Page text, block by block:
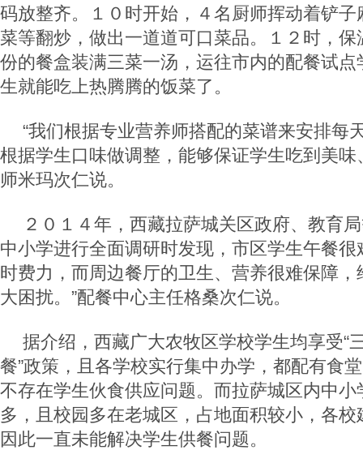
码放整齐。１０时开始，４名厨师挥动着铲
菜等翻炒，做出一道道可口菜品。１２时，
份的餐盒装满三菜一汤，运往市内的配餐试
生就能吃上热腾腾的饭菜了。
“我们根据专业营养师搭配的菜谱来安排每
根据学生口味做调整，能够保证学生吃到美味
师米玛次仁说。
２０１４年，西藏拉萨城关区政府、教育
中小学进行全面调研时发现，市区学生午餐很
时费力，而周边餐厅的卫生、营养很难保障
大困扰。”配餐中心主任格桑次仁说。
据介绍，西藏广大农牧区学校学生均享受“
餐”政策，且各学校实行集中办学，都配有食
不存在学生伙食供应问题。而拉萨城区内中
多，且校园多在老城区，占地面积较小，各
因此一直未能解决学生供餐问题。